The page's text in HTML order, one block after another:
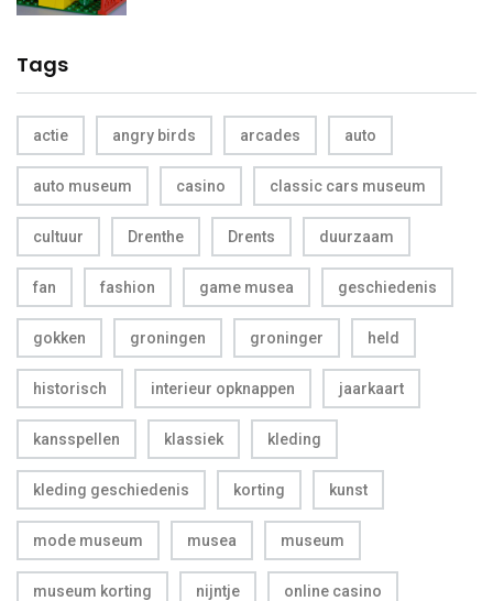
Tags
actie angry birds arcades auto
auto museum casino classic cars museum
cultuur Drenthe Drents duurzaam
fan fashion game musea geschiedenis
gokken groningen groninger held
historisch interieur opknappen jaarkaart
kansspellen klassiek kleding
kleding geschiedenis korting kunst
mode museum musea museum
museum korting nijntje online casino